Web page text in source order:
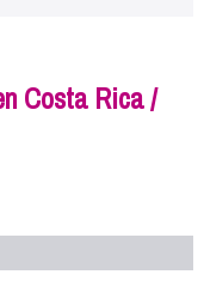
Costa Rica /